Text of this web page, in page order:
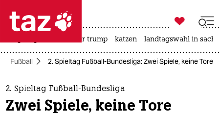
 taz zahl ich
taz zahl ich
themen

taz zahl ich
usa unter trump katzen landtagswahl in
Fußball 2. Spieltag Fußball-Bundesliga: Zwei Spiele, keine Tore
2. Spieltag Fußball-Bundesliga
Zwei Spiele, keine Tore